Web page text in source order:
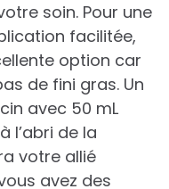
soin. Pour une
facilitée,
option car
de fini gras. Un
avec 50 mL
l’abri de la
votre allié
avez des